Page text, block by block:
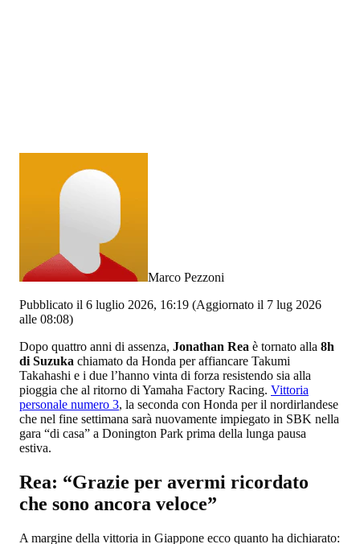
Marco Pezzoni
Pubblicato il 6 luglio 2026, 16:19 (Aggiornato il 7 lug 2026
alle 08:08)
Dopo quattro anni di assenza, Jonathan Rea è tornato alla 8h
di Suzuka chiamato da Honda per affiancare Takumi
Takahashi e i due l’hanno vinta di forza resistendo sia alla
pioggia che al ritorno di Yamaha Factory Racing. Vittoria
personale numero 3, la seconda con Honda per il nordirlandese
che nel fine settimana sarà nuovamente impiegato in SBK nella
gara “di casa” a Donington Park prima della lunga pausa
estiva.
Rea: “Grazie per avermi ricordato
che sono ancora veloce”
A margine della vittoria in Giappone ecco quanto ha dichiarato: